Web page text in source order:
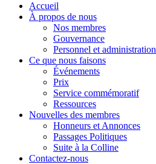
Accueil
À propos de nous
Nos membres
Gouvernance
Personnel et administration
Ce que nous faisons
Événements
Prix
Service commémoratif
Ressources
Nouvelles des membres
Honneurs et Annonces
Passages Politiques
Suite à la Colline
Contactez-nous